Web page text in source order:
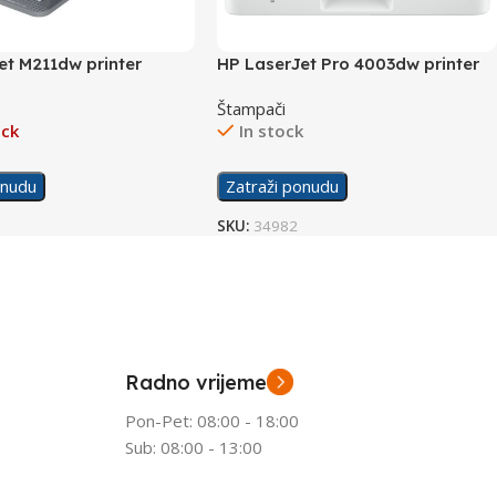
M211dw printer
HP LaserJet Pro 4003dw printer
Štampači
In stock
Zatraži ponudu
SKU: 34982
Radno vrijeme
Pon-Pet: 08:00 - 18:00
Sub: 08:00 - 13:00